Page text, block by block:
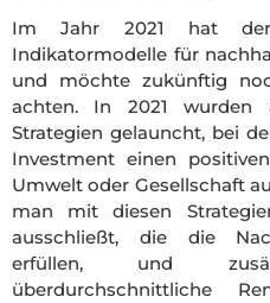
Im Jahr 2021 hat
Indikatormodelle für
und möchte zukünftig
achten. In 2021 wurden
Strategien gelauncht, bei
Investment einen
Umwelt oder Gesellschaft
man mit diesen
ausschließt, die die
erfüllen, und
überdurchschnittliche